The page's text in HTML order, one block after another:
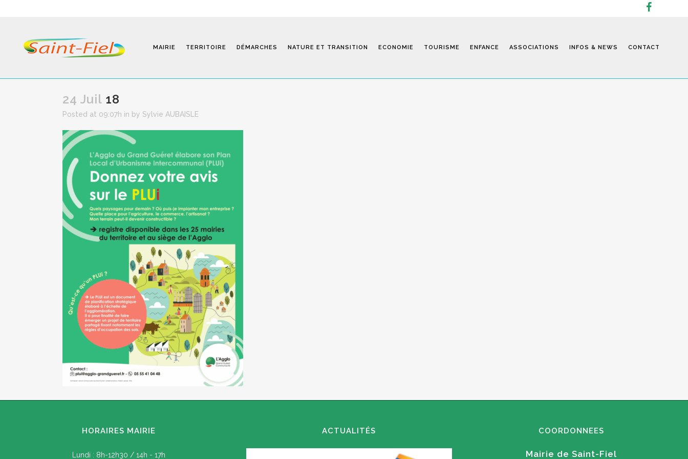
MAIRIE TERRITOIRE DÉMARCHES NATURE ET TRANSITION ECONOMIE TOURISME ENFANCE
Modalités D’inscription
Séjours
ASSOCIATIONS INFOS & NEWS CONTACT
24 Juil 18
Posted at 09:07h in by Sylvie AUBAISLE
HORAIRES MAIRIE
Lundi : 8h-12h30 / 14h - 17h
ACTUALITÉS COORDONNEES
Mairie de Saint-Fiel